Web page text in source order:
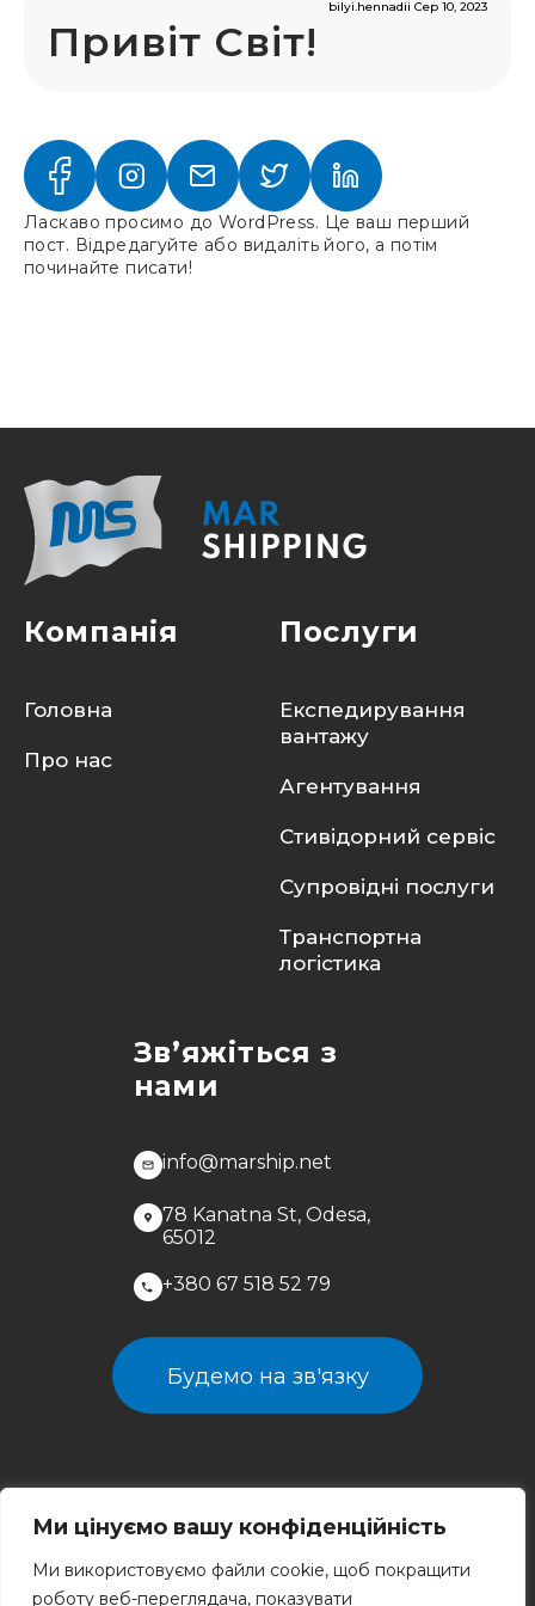
Ми цінуємо вашу конфіденційність
Ми використовуємо файли cookie, щоб покращити
роботу веб-переглядача, показувати
Привіт Світ!
bilyi.hennadii Сер 10, 2023
Ласкаво просимо до WordPress. Це ваш перший
пост. Відредагуйте або видаліть його, а потім
починайте писати!
Компанія
Головна
Про нас
Послуги
Експедирування
вантажу
Агентування
Стивідорний сервіс
Супровідні послуги
Транспортна
логістика
Зв’яжіться з
нами
info@marship.net
78 Kanatna St, Odesa,
65012
+380 67 518 52 79
Будемо на зв'язку